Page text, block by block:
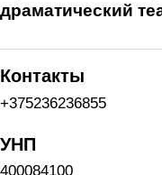
драматический
Контакты
+375236236855
УНП
400084100